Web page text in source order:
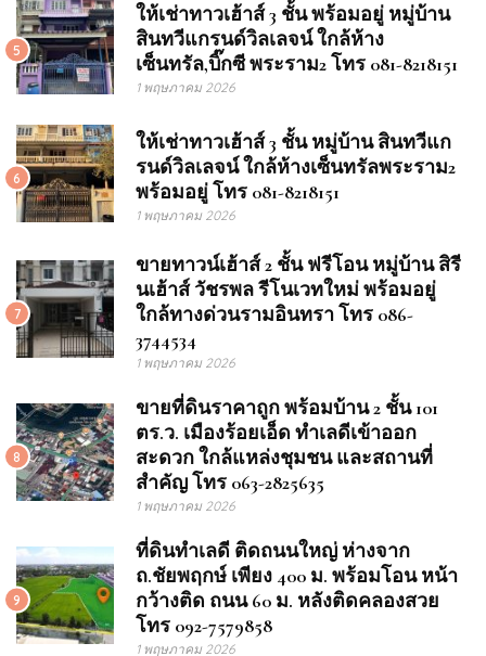
5
ให้เช่าทาวเฮ้าส์ 3 ชั้น พร้อมอยู่ หมู่บ้าน
สินทวีแกรนด์วิลเลจน์ ใกล้ห้าง
เซ็นทรัล,บิ๊กซี พระราม2 โทร 081-8218151
1 พฤษภาคม 2026
6
ให้เช่าทาวเฮ้าส์ 3 ชั้น หมู่บ้าน สินทวีแก
รนด์วิลเลจน์ ใกล้ห้างเซ็นทรัลพระราม2
พร้อมอยู่ โทร 081-8218151
1 พฤษภาคม 2026
7
ขายทาวน์เฮ้าส์ 2 ชั้น ฟรีโอน หมู่บ้าน สิรี
นเฮ้าส์ วัชรพล รีโนเวทใหม่ พร้อมอยู่
ใกล้ทางด่วนรามอินทรา โทร 086-
3744534
1 พฤษภาคม 2026
8
ขายที่ดินราคาถูก พร้อมบ้าน 2 ชั้น 101
ตร.ว. เมืองร้อยเอ็ด ทำเลดีเข้าออก
สะดวก ใกล้แหล่งชุมชน และสถานที่
สำคัญ โทร 063-2825635
1 พฤษภาคม 2026
9
ที่ดินทำเลดี ติดถนนใหญ่ ห่างจาก
ถ.ชัยพฤกษ์ เพียง 400 ม. พร้อมโอน หน้า
กว้างติด ถนน 60 ม. หลังติดคลองสวย
โทร 092-7579858
1 พฤษภาคม 2026